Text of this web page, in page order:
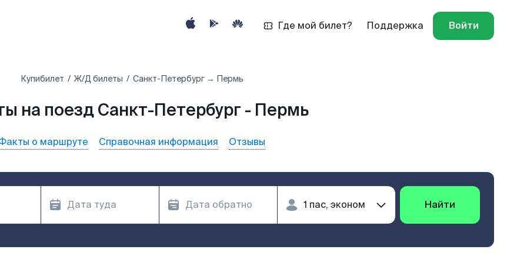
Где мой билет? Поддержка Войти
Купибилет Ж/Д билеты Санкт-Петербург → Пермь
на поезд Санкт-Петербург - Пермь
о маршруте Справочная информация Отзывы
Найти